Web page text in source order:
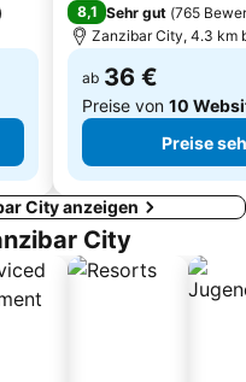
8,1 Sehr gut (765
Zanzibar City, 4.3 km
ab 36 €
Preise von 10
Preise
City anzeigen
City